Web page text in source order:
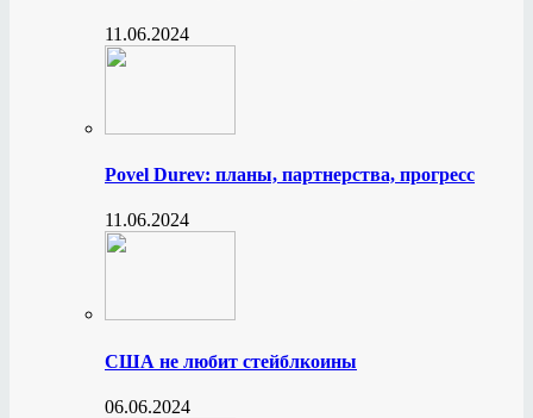
11.06.2024
Povel Durev: планы, партнерства, прогресс
11.06.2024
США не любит стейблкоины
06.06.2024